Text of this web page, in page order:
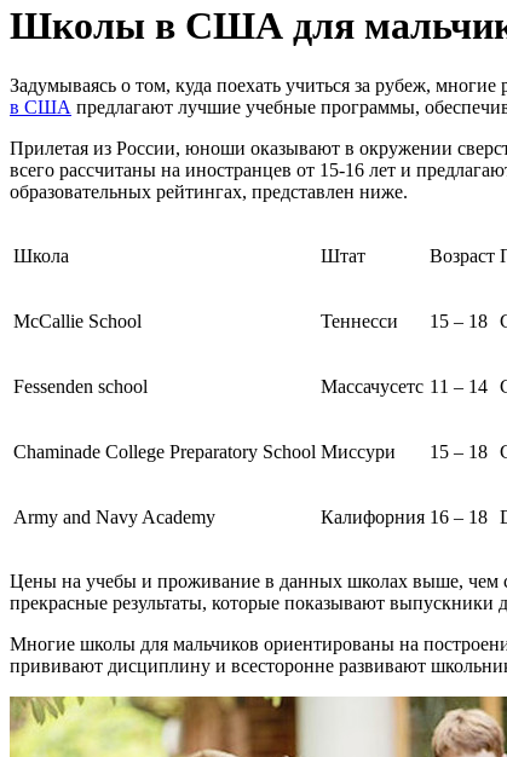
Школы в США для
Задумываясь о том, куда поехать учиться за рубеж,
в США предлагают лучшие учебные программы,
Прилетая из России, юноши оказывают в окружении
всего рассчитаны на иностранцев от 15-16 лет и
образовательных рейтингах, представлен ниже.
Школа Штат Возраст
McCallie School Теннесси 15 – 18
Fessenden school Массачусетс 11 – 14
Chaminade Сollege Preparatory School Миссури 15 – 18
Army and Navy Academy Калифорния 16 – 18
Цены на учебы и проживание в данных школах выше, чем
прекрасные результаты, которые показывают выпускники
Многие школы для мальчиков ориентированы на
прививают дисциплину и всесторонне развивают